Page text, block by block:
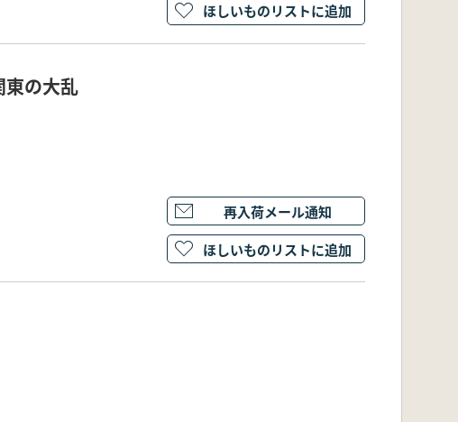
ほしいものリストに追加
の大乱
再入荷メール通知
ほしいものリストに追加